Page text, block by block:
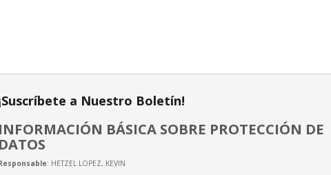
a Nuestro Boletín!
INFORMACIÓN BÁSICA SOBRE PROTECCIÓN DE
DATOS
: HETZEL LOPEZ, KEVIN